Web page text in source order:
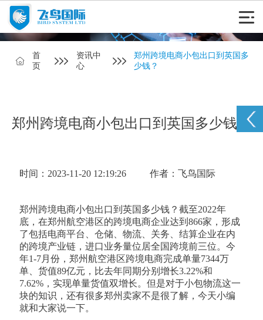
首
页
资讯中
心
郑州跨境电商小包出口到英国多
少钱？
郑州跨境电商小包出口到英国多少钱？
时间：2023-11-20 12:19:26 作者：飞鸟国际
郑州跨境电商小包出口到英国多少钱？截至2022年
底，在郑州航空港区的跨境电商企业达到866家，形成
了包括电商平台、仓储、物流、关务、结算企业在内
的跨境产业链，进口业务量位居全国跨境前三位。今
年1-7月份，郑州航空港区跨境电商完成单量7344万
单、货值89亿元，比去年同期分别增长3.22%和
7.62%，实现单量货值双增长。但是对于小包物流这一
块的知识，还有很多郑州卖家不是很了解，今天小编
就和大家说一下。